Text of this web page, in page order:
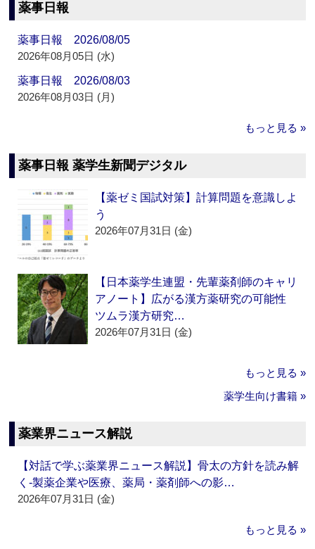
薬事日報
薬事日報 2026/08/05
2026年08月05日 (水)
薬事日報 2026/08/03
2026年08月03日 (月)
もっと見る »
薬事日報 薬学生新聞デジタル
【薬ゼミ国試対策】計算問題を意識しよ
う
2026年07月31日 (金)
【日本薬学生連盟・先輩薬剤師のキャリ
アノート】広がる漢方薬研究の可能性
ツムラ漢方研究…
2026年07月31日 (金)
もっと見る »
薬学生向け書籍 »
薬業界ニュース解説
【対話で学ぶ薬業界ニュース解説】骨太の方針を読み解
く‐製薬企業や医療、薬局・薬剤師への影…
2026年07月31日 (金)
もっと見る »